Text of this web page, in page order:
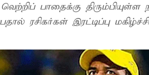
பாதைக்கு திரும்பியுள்ள
ரசிகர்கள் இரட்டிப்பு